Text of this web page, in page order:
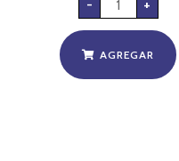
- +
AGREGAR